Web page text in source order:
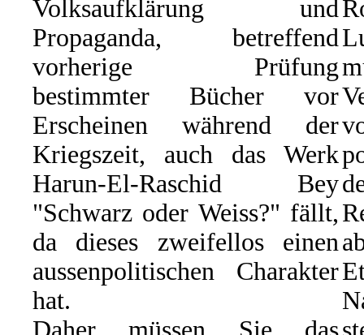
Volksaufklärung und
Propaganda, betreffend
vorherige Prüfung
bestimmter Bücher vor
Erscheinen während der
Kriegszeit, auch das Werk
Harun-El-Raschid Bey
"Schwarz oder Weiss?" fällt,
da dieses zweifellos einen
aussenpolitischen Charakter
hat.